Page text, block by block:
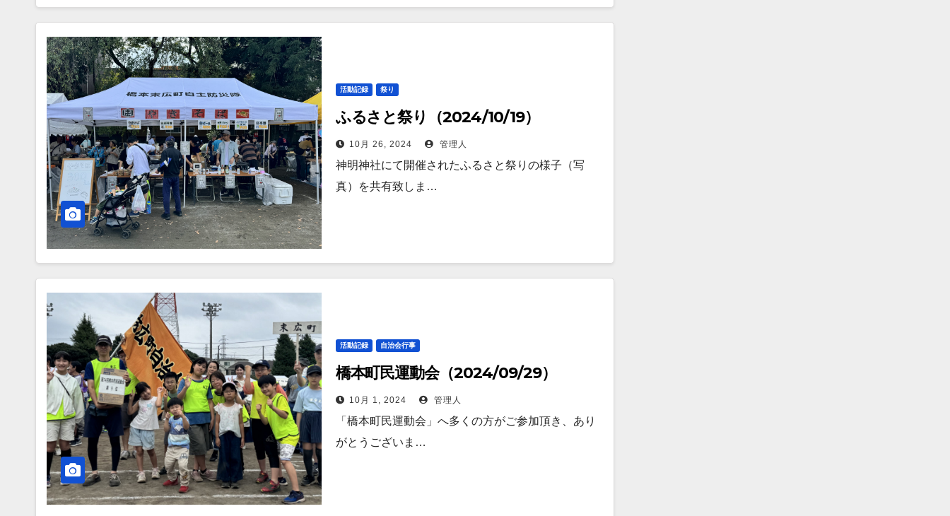
活動記録 祭り
ふるさと祭り（2024/10/19）
10月 26, 2024 管理人
神明神社にて開催されたふるさと祭りの様子（写
真）を共有致しま…
活動記録 自治会行事
橋本町民運動会（2024/09/29）
10月 1, 2024 管理人
「橋本町民運動会」へ多くの方がご参加頂き、あり
がとうございま…